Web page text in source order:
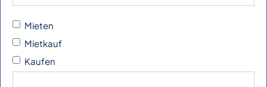
Mieten
Mietkauf
Kaufen